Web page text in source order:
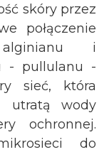
skóry przez
połączenie
alginianu i
- pullulanu -
sieć, która
utratą wody
ochronnej.
do